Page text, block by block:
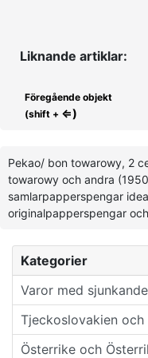
Kategorier
Varor med
Tjeckoslovakien
Österrike och
Liknande artiklar:
Föregående objekt
(shift + ⇐)
Pekao/ bon towarowy, 2
towarowy och andra
samlarpapperspengar
originalpapperspengar